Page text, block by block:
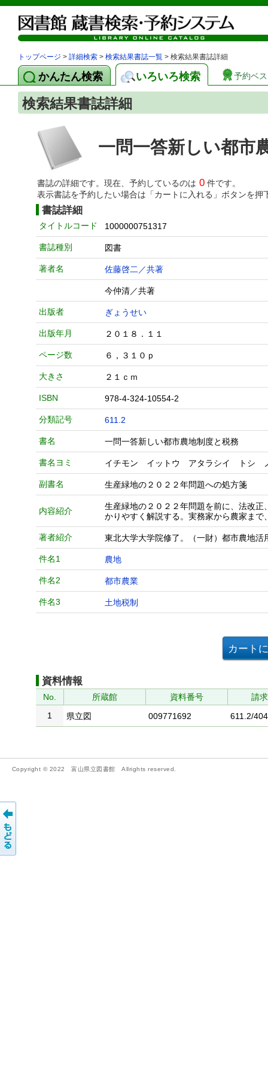
トップページ > 詳細検索 > 検索結果書誌一覧 > 検索結果書誌詳細
かんたん検索 いろいろ検索 予約ベ
検索結果書誌詳細
一問一答新しい都市
書誌の詳細です。現在、予約しているのは 0 件です。
表示書誌を予約したい場合は「カートに入れる」ボタンを押
書誌詳細
タイトルコード 1000000751317
書誌種別 図書
著者名 佐藤啓二／共著
今仲清／共著
出版者 ぎょうせい
出版年月 ２０１８．１１
ページ数 ６，３１０ｐ
大きさ ２１ｃｍ
ISBN 978-4-324-10554-2
分類記号 611.2
書名 一問一答新しい都市農地制度と税務
書名ヨミ イチモン イットウ アタラシイ トシ
副書名 生産緑地の２０２２年問題への処方箋
内容紹介
生産緑地の２０２２年問題を前に、法改
かりやすく解説する。実務家から農家まで
著者紹介 東北大学大学院修了。（一財）都市農地
件名1 農地
件名2 都市農業
件名3 土地税制
資料情報
No. 所蔵館 資料番号
請
1
県立図 009771692 611.2/
Copyright © 2022 富山県立図書館 Allrights reserved.